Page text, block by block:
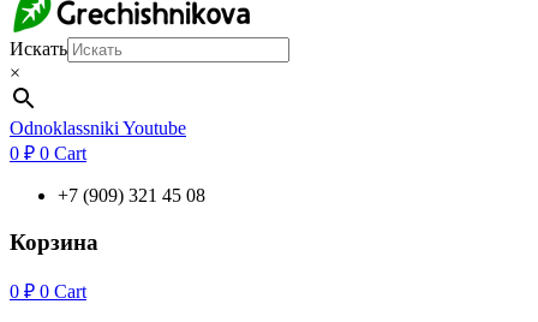
Искать
×
Odnoklassniki Youtube
0 ₽ 0 Cart
+7 (909) 321 45 08
Корзина
0 ₽ 0 Cart